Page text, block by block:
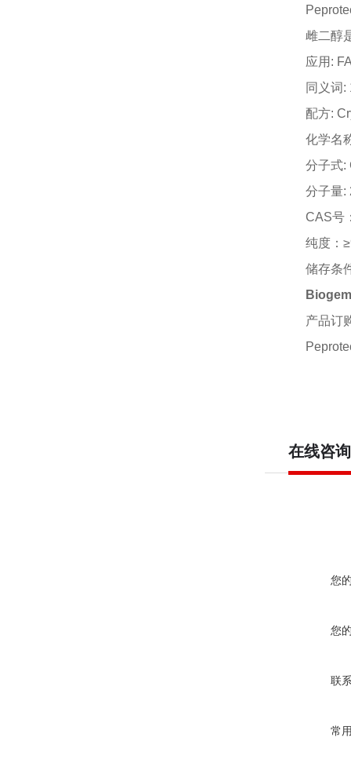
雌二醇
应用 :
同义词 :
配方:
化学名
分子式:
分子量:
CAS号
纯度：
储存条
产品订
在线咨询
您
您
联
常